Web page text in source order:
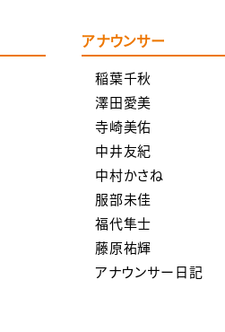
アナウンサー
稲葉千秋
澤田愛美
寺崎美佑
中井友紀
中村かさね
服部未佳
福代隼士
藤原祐輝
アナウンサー日記